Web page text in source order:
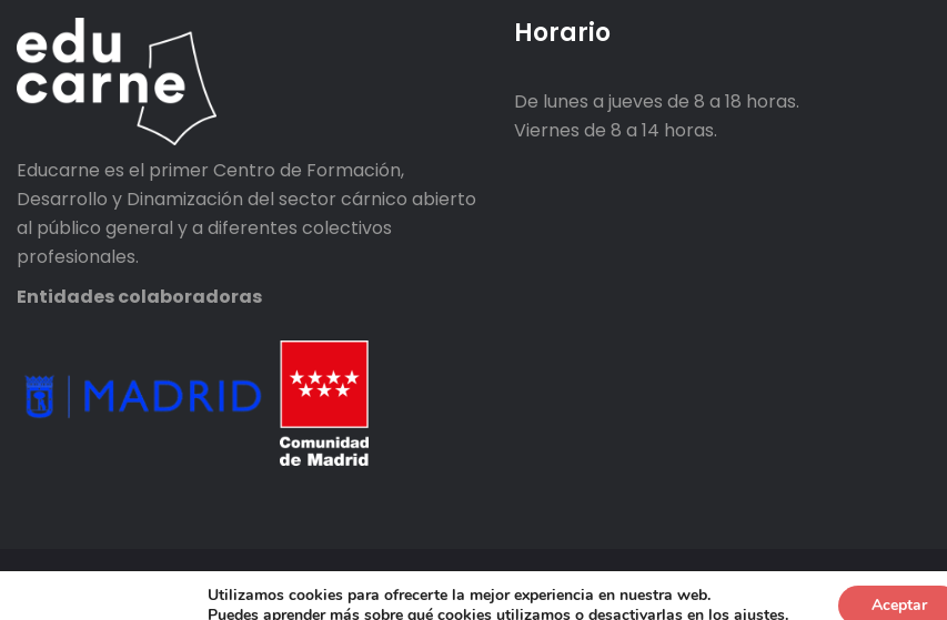
Educarne es el primer Centro de Formación,
Desarrollo y Dinamización del sector cárnico abierto
al público general y a diferentes colectivos
profesionales.
Entidades colaboradoras
Horario
De lunes a jueves de 8 a 18 horas.
Viernes de 8 a 14 horas.
© 2020, Educarne, Derechos reservados.
-Términos y condiciones-Política de Calidad de Educarne-Proveedores
Utilizamos cookies para ofrecerte la mejor experiencia en nuestra web.
Puedes aprender más sobre qué cookies utilizamos o desactivarlas en losajustes. Aceptar